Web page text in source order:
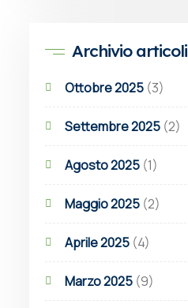
Archivio articoli
Ottobre 2025 (3)
Settembre 2025 (2)
Agosto 2025 (1)
Maggio 2025 (2)
Aprile 2025 (4)
Marzo 2025 (9)